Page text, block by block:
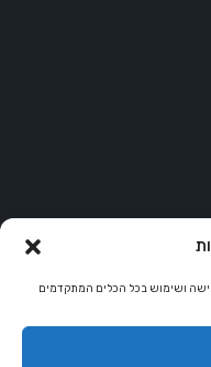
ושימוש בכל הכלים המתקדמים